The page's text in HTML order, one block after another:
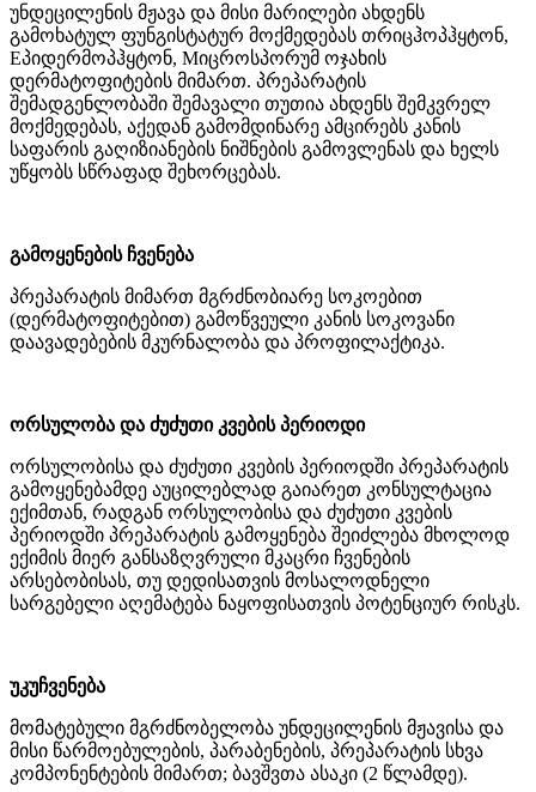
უნდეცილენის მჟავა და მისი მარილები ახდენს
გამოხატულ ფუნგისტატურ მოქმედებას თრიცჰოპჰყტონ,
Eპიდერმოპჰყტონ, Mიცროსპორუმ ოჯახის
დერმატოფიტების მიმართ. პრეპარატის
შემადგენლობაში შემავალი თუთია ახდენს შემკვრელ
მოქმედებას, აქედან გამომდინარე ამცირებს კანის
საფარის გაღიზიანების ნიშნების გამოვლენას და ხელს
უწყობს სწრაფად შეხორცებას.
გამოყენების ჩვენება
პრეპარატის მიმართ მგრძნობიარე სოკოებით
(დერმატოფიტებით) გამოწვეული კანის სოკოვანი
დაავადებების მკურნალობა და პროფილაქტიკა.
ორსულობა და ძუძუთი კვების პერიოდი
ორსულობისა და ძუძუთი კვების პერიოდში პრეპარატის
გამოყენებამდე აუცილებლად გაიარეთ კონსულტაცია
ექიმთან, რადგან ორსულობისა და ძუძუთი კვების
პერიოდში პრეპარატის გამოყენება შეიძლება მხოლოდ
ექიმის მიერ განსაზღვრული მკაცრი ჩვენების
არსებობისას, თუ დედისათვის მოსალოდნელი
სარგებელი აღემატება ნაყოფისათვის პოტენციურ რისკს.
უკუჩვენება
მომატებული მგრძნობელობა უნდეცილენის მჟავისა და
მისი წარმოებულების, პარაბენების, პრეპარატის სხვა
კომპონენტების მიმართ; ბავშვთა ასაკი (2 წლამდე).